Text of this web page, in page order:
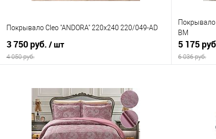
Покрывало Cleo "ANDORA" 220х240 220/049-AD
3 750 руб. / шт
4 050 руб.
Купить в 1 клик
Сравнение
В избранное
В наличии
Покрывало
BM
5 175
6 036 руб.
Купить
В